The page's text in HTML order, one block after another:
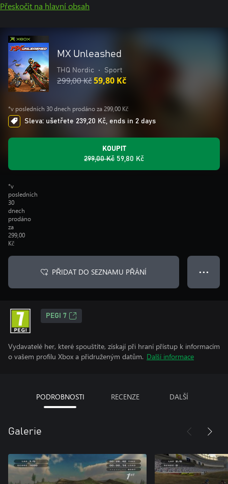
Přeskočit na hlavní obsah
MX Unleashed
THQ Nordic • Sport
299,00 Kč59,80 Kč
*v posledních 30 dnech prodáno za 299,00 Kč
Sleva: ušetřete 239,20 Kč, ends in 2 days
KOUPIT
299,00 Kč 59,80 Kč
*v
posledních
30
dnech
prodáno
za
299,00
Kč
PŘIDAT DO SEZNAMU PŘÁNÍ ● ● ●
PEGI 7
Vydavatelé her, které spouštíte, získají při hraní přístup k informacím
o vašem profilu Xbox a přidruženým datům. Další informace
PODROBNOSTI RECENZE DALŠÍ
Galerie